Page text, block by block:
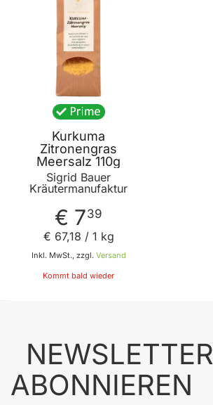
Kurkuma
Zitronengras
Meersalz 110g
Sigrid Bauer
Kräutermanufaktur
€ 739
Inkl. MwSt., zzgl. Versand
€ 67,18 / 1 kg
Kommt bald wieder
NEWSLETTER
ABONNIEREN